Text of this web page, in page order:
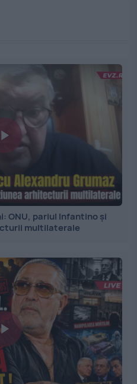
ONU, pariul Infantino și
multilaterale